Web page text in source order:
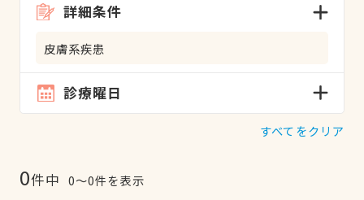
詳細条件
皮膚系疾患
診療曜日
すべてをクリア
0件中 0〜0件を表示